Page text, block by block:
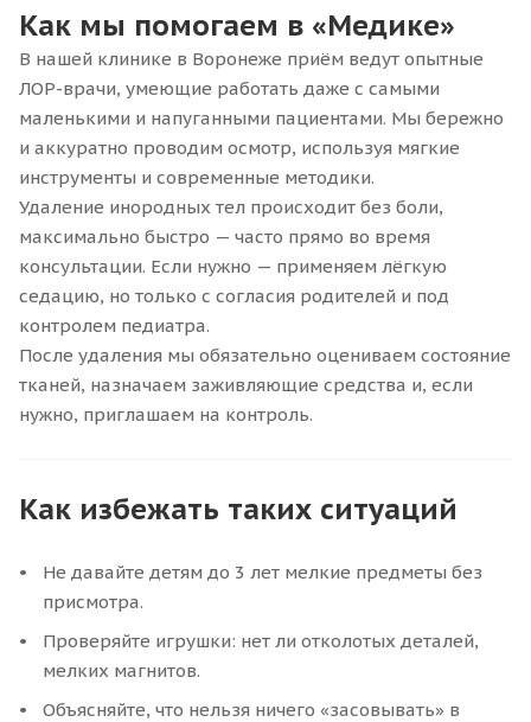
Как мы помогаем в «Медике»
В нашей клинике в Воронеже приём ведут опытные
ЛОР-врачи, умеющие работать даже с самыми
маленькими и напуганными пациентами. Мы бережно
и аккуратно проводим осмотр, используя мягкие
инструменты и современные методики.
Удаление инородных тел происходит без боли,
максимально быстро — часто прямо во время
консультации. Если нужно — применяем лёгкую
седацию, но только с согласия родителей и под
контролем педиатра.
После удаления мы обязательно оцениваем состояние
тканей, назначаем заживляющие средства и, если
нужно, приглашаем на контроль.
Как избежать таких ситуаций
Не давайте детям до 3 лет мелкие предметы без
присмотра.
Проверяйте игрушки: нет ли отколотых деталей,
мелких магнитов.
Объясняйте, что нельзя ничего «засовывать» в